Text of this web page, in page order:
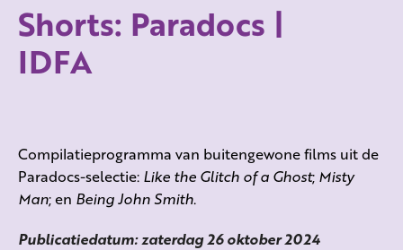
Shorts: Paradocs |
IDFA
Compilatieprogramma van buitengewone films uit de
Paradocs-selectie: Like the Glitch of a Ghost; Misty
Man; en Being John Smith.
Publicatiedatum: zaterdag 26 oktober 2024